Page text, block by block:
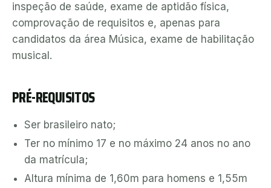
inspeção de saúde, exame de aptidão física,
comprovação de requisitos e, apenas para
candidatos da área Música, exame de habilitação
musical.
PRÉ-REQUISITOS
Ser brasileiro nato;
Ter no mínimo 17 e no máximo 24 anos no ano
da matrícula;
Altura mínima de 1,60m para homens e 1,55m